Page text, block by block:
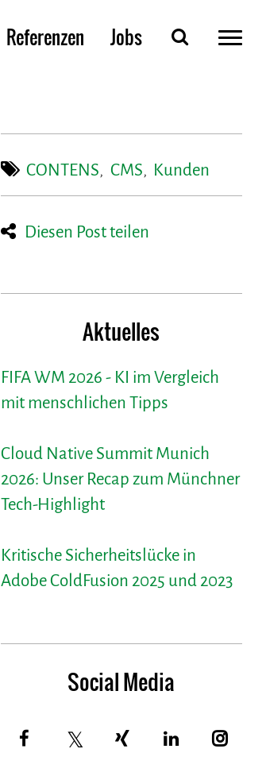
Referenzen Jobs
CONTENS, CMS, Kunden
Diesen Post teilen
Aktuelles
FIFA WM 2026 - KI im Vergleich
mit menschlichen Tipps
Cloud Native Summit Munich
2026: Unser Recap zum Münchner
Tech-Highlight
Kritische Sicherheitslücke in
Adobe ColdFusion 2025 und 2023
Social Media